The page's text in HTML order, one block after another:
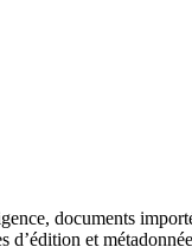
documents
et